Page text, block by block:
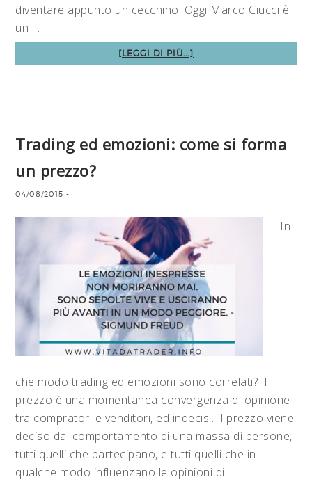
diventare appunto un cecchino. Oggi Marco Ciucci è
un …
[LEGGI DI PIÙ...]
Trading ed emozioni: come si forma
un prezzo?
04/08/2015 -
In
che modo trading ed emozioni sono correlati? Il
prezzo è una momentanea convergenza di opinione
tra compratori e venditori, ed indecisi. Il prezzo viene
deciso dal comportamento di una massa di persone,
tutti quelli che partecipano, e tutti quelli che in
qualche modo influenzano le opinioni di …